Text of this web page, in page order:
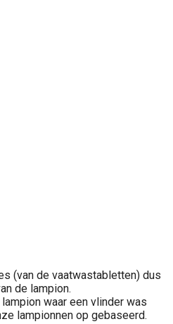
(van de vaatwastabletten) dus
de lampion.
waar een vlinder was
lampionnen op gebaseerd.